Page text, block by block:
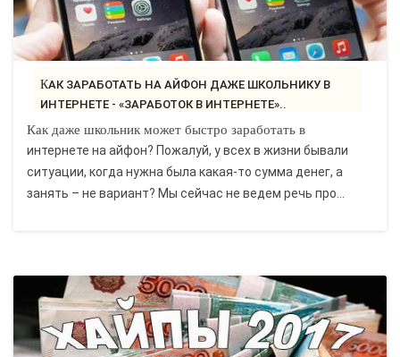
КАК ЗАРАБОТАТЬ НА АЙФОН ДАЖЕ ШКОЛЬНИКУ В
ИНТЕРНЕТЕ - «ЗАРАБОТОК В ИНТЕРНЕТЕ»..
Как даже школьник может быстро заработать в
интернете на айфон? Пожалуй, у всех в жизни бывали
ситуации, когда нужна была какая-то сумма денег, а
занять – не вариант? Мы сейчас не ведем речь про...